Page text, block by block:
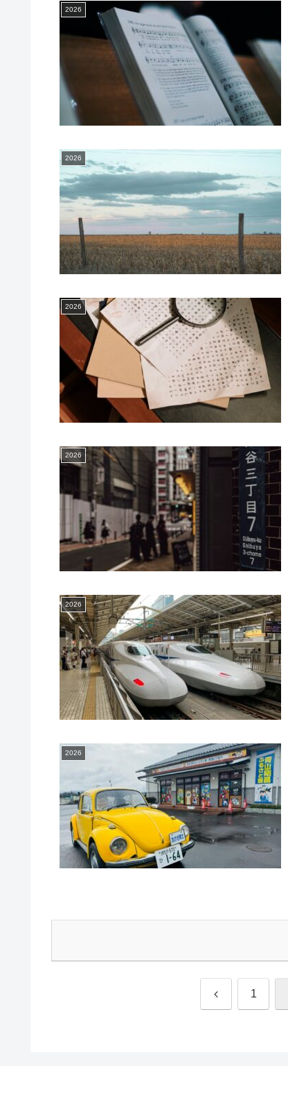
2026
2026
2026
2026
2026
2026
前 1